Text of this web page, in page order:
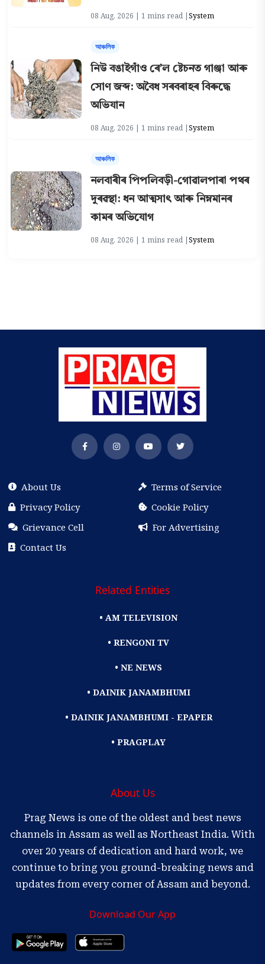
08 Aug, 2026 | 1 mins read |System
আঞ্চলিক
নিউ বঙাইগাঁও ৰে’ল ষ্টেচনত গাঞ্জা আৰু
সোণ জব্দ: অবৈধ সৰবৰাহৰ বিৰুদ্ধে
অভিযান
08 Aug, 2026 | 1 mins read |System
আঞ্চলিক
নলবাৰীৰ পিপলিবড়ী-গোৱালপাৰা পথৰ
দুৰৱস্থা: ধন আত্মসাৎ আৰু নিম্নমানৰ
কামৰ অভিযোগ
08 Aug, 2026 | 1 mins read |System
About Us
Terms of Service
Privacy Policy
Cookie Policy
Grievance Cell
For Advertising
Contact Us
Related Entities
• AM TELEVISION
• RENGONI TV
• NE NEWS
• DAINIK JANAMBHUMI
• DAINIK JANAMBHUMI - EPAPER
• PRAGPLAY
About Us
Prag News is one of the oldest and best news
channels in Assam as well as Northeast India. With
over 20 years of dedication and hard work, we
continue to bring you ground-breaking news and
updates from every corner of Assam and beyond.
Download Our App